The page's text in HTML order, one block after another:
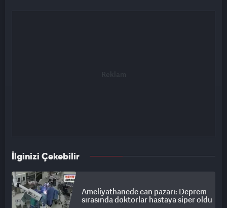
İlginizi Çekebilir
Ameliyathanede can pazarı: Deprem
sırasında doktorlar hastaya siper oldu